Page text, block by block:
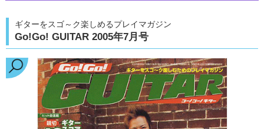
ギターをスゴ～ク楽しめるプレイマガジン
Go!Go! GUITAR 2005年7月号